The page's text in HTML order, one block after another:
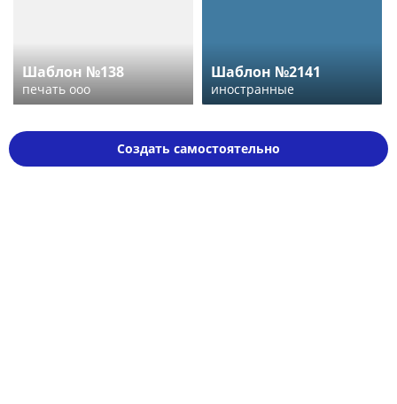
Шаблон №138
печать ооо
Шаблон №2141
иностранные
Создать самостоятельно